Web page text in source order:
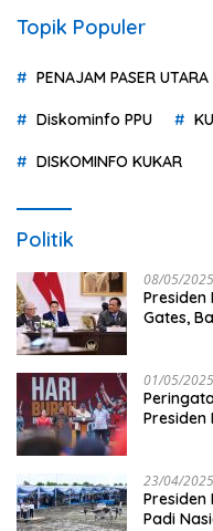
Topik Populer
PENAJAM PASER UTARA
Diskominfo PPU
DISKOMINFO KUKAR
Politik
08/05/2025
Presiden
Gates,
01/05/2025
23/04/2025
Padi